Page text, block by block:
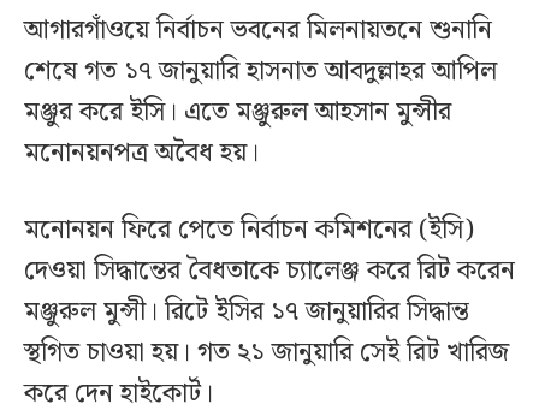
আগারগাঁওয়ে নির্বাচন ভবনের মিলনায়তনে শুনানি
শেষে গত ১৭ জানুয়ারি হাসনাত আবদুল্লাহর আপিল
মঞ্জুর করে ইসি। এতে মঞ্জুরুল আহসান মুন্সীর
মনোনয়নপত্র অবৈধ হয়।
মনোনয়ন ফিরে পেতে নির্বাচন কমিশনের (ইসি)
দেওয়া সিদ্ধান্তের বৈধতাকে চ্যালেঞ্জ করে রিট করেন
মঞ্জুরুল মুন্সী। রিটে ইসির ১৭ জানুয়ারির সিদ্ধান্ত
স্থগিত চাওয়া হয়। গত ২১ জানুয়ারি সেই রিট খারিজ
করে দেন হাইকোর্ট।